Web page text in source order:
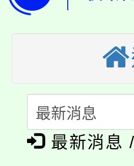
田徑場及
視費優惠
半價優惠
者。
大園自造
份教師增能
份教師研習
淨零綠生
會
公告本校
代理(課)
「本色祭
最新消息